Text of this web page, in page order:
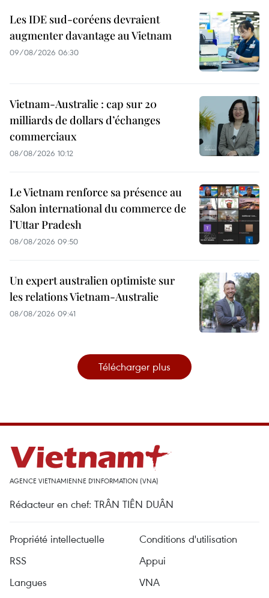
Les IDE sud-coréens devraient
augmenter davantage au Vietnam
09/08/2026 06:30
Vietnam-Australie : cap sur 20
milliards de dollars d’échanges
commerciaux
08/08/2026 10:12
Le Vietnam renforce sa présence au
Salon international du commerce de
l’Uttar Pradesh
08/08/2026 09:50
Un expert australien optimiste sur
les relations Vietnam-Australie
08/08/2026 09:41
Télécharger plus
AGENCE VIETNAMIENNE D'INFORMATION (VNA)
Rédacteur en chef: TRÂN TIÊN DUÂN
Propriété intellectuelle
Conditions d'utilisation
RSS
Appui
Langues
VNA